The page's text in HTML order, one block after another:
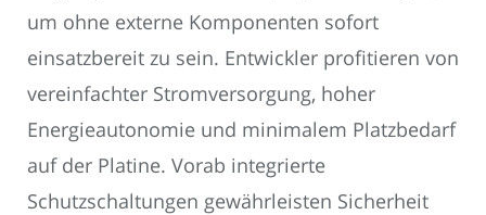
um ohne externe Komponenten sofort
einsatzbereit zu sein. Entwickler profitieren von
vereinfachter Stromversorgung, hoher
Energieautonomie und minimalem Platzbedarf
auf der Platine. Vorab integrierte
Schutzschaltungen gewährleisten Sicherheit